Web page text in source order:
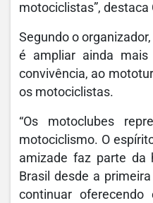
motociclistas”, destaca
Segundo o
é ampliar ainda
convivência, ao
os motociclistas.
“Os motoclubes
motociclismo. O
amizade faz parte da
Brasil desde a
continuar oferecendo